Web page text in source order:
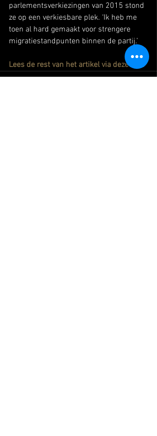
parlementsverkiezingen van 2015 stond
ze op een verkiesbare plek. ‘Ik heb me
toen al hard gemaakt voor strengere
migratiestandpunten binnen de partij.’
Lees de rest van het artikel via deze link.